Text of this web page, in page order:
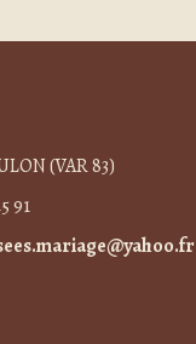
(VAR 83)
91